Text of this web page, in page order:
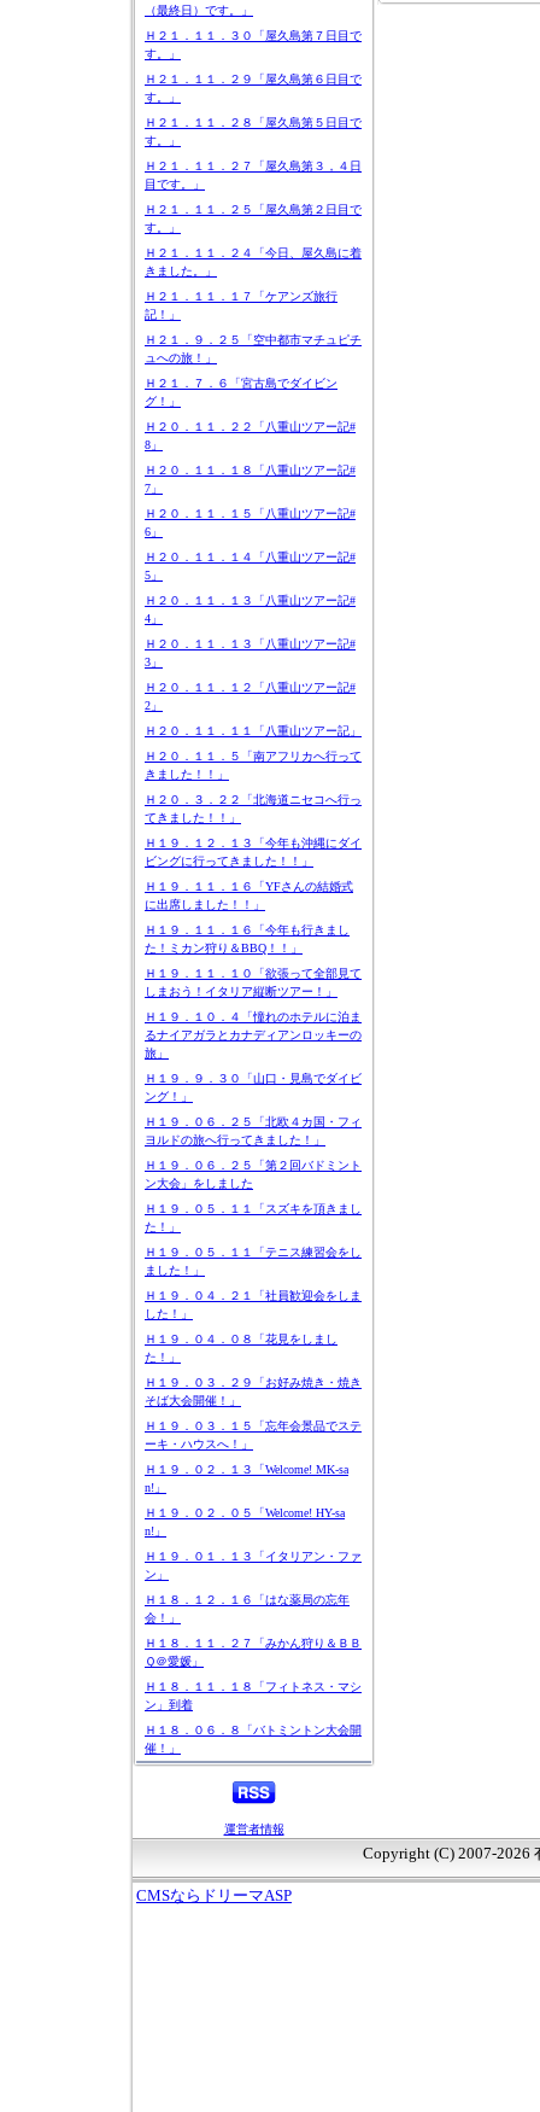
（最終日）です。」
Ｈ２１．１１．３０「屋久島第７日目で
す。」
Ｈ２１．１１．２９「屋久島第６日目で
す。」
Ｈ２１．１１．２８「屋久島第５日目で
す。」
Ｈ２１．１１．２７「屋久島第３，４日
目です。」
Ｈ２１．１１．２５「屋久島第２日目で
す。」
Ｈ２１．１１．２４「今日、屋久島に着
きました。」
Ｈ２１．１１．１７「ケアンズ旅行
記！」
Ｈ２１．９．２５「空中都市マチュピチ
ュへの旅！」
Ｈ２１．７．６「宮古島でダイビン
グ！」
Ｈ２０．１１．２２「八重山ツアー記#
8」
Ｈ２０．１１．１８「八重山ツアー記#
7」
Ｈ２０．１１．１５「八重山ツアー記#
6」
Ｈ２０．１１．１４「八重山ツアー記#
5」
Ｈ２０．１１．１３「八重山ツアー記#
4」
Ｈ２０．１１．１３「八重山ツアー記#
3」
Ｈ２０．１１．１２「八重山ツアー記#
2」
Ｈ２０．１１．１１「八重山ツアー記」
Ｈ２０．１１．５「南アフリカへ行って
きました！！」
Ｈ２０．３．２２「北海道ニセコへ行っ
てきました！！」
Ｈ１９．１２．１３「今年も沖縄にダイ
ビングに行ってきました！！」
Ｈ１９．１１．１６「YFさんの結婚式
に出席しました！！」
Ｈ１９．１１．１６「今年も行きまし
た！ミカン狩り＆BBQ！！」
Ｈ１９．１１．１０「欲張って全部見て
しまおう！イタリア縦断ツアー！」
Ｈ１９．１０．４「憧れのホテルに泊ま
るナイアガラとカナディアンロッキーの
旅」
Ｈ１９．９．３０「山口・見島でダイビ
ング！」
Ｈ１９．０６．２５「北欧４カ国・フィ
ヨルドの旅へ行ってきました！」
Ｈ１９．０６．２５「第２回バドミント
ン大会」をしました
Ｈ１９．０５．１１「スズキを頂きまし
た！」
Ｈ１９．０５．１１「テニス練習会をし
ました！」
Ｈ１９．０４．２１「社員歓迎会をしま
した！」
Ｈ１９．０４．０８「花見をしまし
た！」
Ｈ１９．０３．２９「お好み焼き・焼き
そば大会開催！」
Ｈ１９．０３．１５「忘年会景品でステ
ーキ・ハウスへ！」
Ｈ１９．０２．１３「Welcome! MK-sa
n!」
Ｈ１９．０２．０５「Welcome! HY-sa
n!」
Ｈ１９．０１．１３「イタリアン・ファ
ン」
Ｈ１８．１２．１６「はな薬局の忘年
会！」
Ｈ１８．１１．２７「みかん狩り＆ＢＢ
Ｑ＠愛媛」
Ｈ１８．１１．１８「フィトネス・マシ
ン」到着
Ｈ１８．０６．８「バトミントン大会開
催！」
運営者情報
Copyright (C) 2007-2026
CMSならドリーマASP